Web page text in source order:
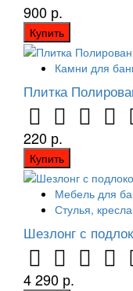
900 р.
Купить
Камни для
Плитка
220 р.
Купить
Мебель для
Стулья,
Шезлонг с
4 290 р.